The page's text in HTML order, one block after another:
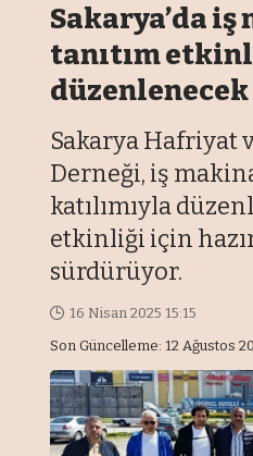
Sakarya’da
tanıtım
düzenlenecek
Sakarya Hafriyat
Derneği, iş
katılımıyla
etkinliği için
sürdürüyor.
Son Güncelleme: 12 Ağustos
16 Nisan 2025 15:15